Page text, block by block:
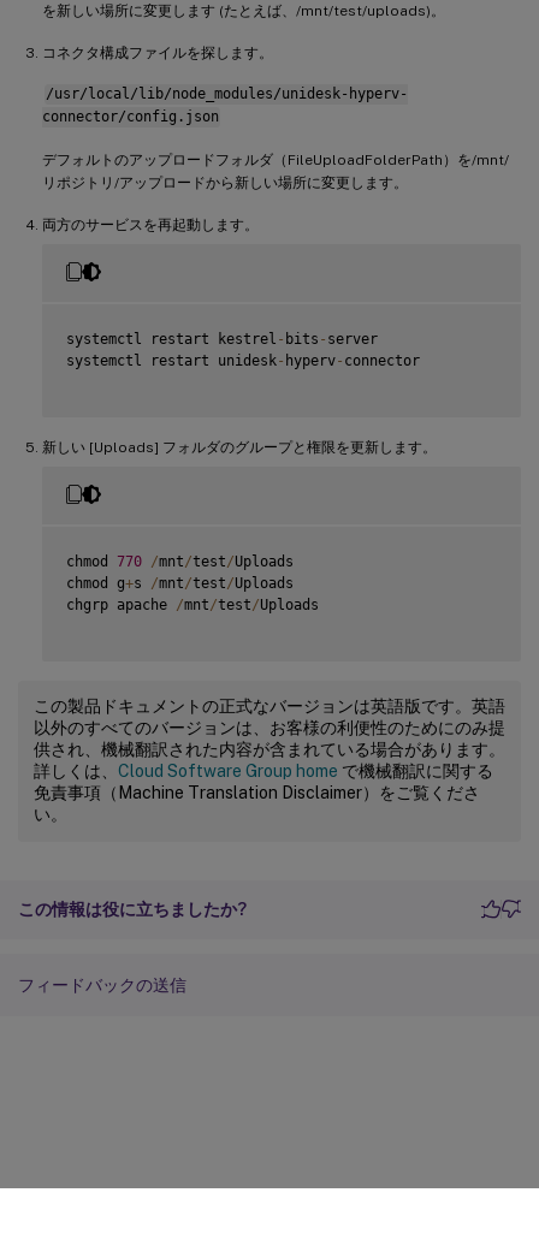
を新しい場所に変更します (たとえば、/mnt/test/uploads)。
コネクタ構成ファイルを探します。
/usr/local/lib/node_modules/unidesk-hyperv-
connector/config.json
デフォルトのアップロードフォルダ（FileUploadFolderPath）を/mnt/
リポジトリ/アップロードから新しい場所に変更します。
両方のサービスを再起動します。
systemctl restart kestrel - bits - server
systemctl restart unidesk- hyperv- connector
新しい [Uploads] フォルダのグループと権限を更新します。
chmod 770 /mnt/test/Uploads
chmod g+s /mnt/test/Uploads
chgrp apache /mnt/test/Uploads
この製品ドキュメントの正式なバージョンは英語版です。英語
以外のすべてのバージョンは、お客様の利便性のためにのみ提
供され、機械翻訳された内容が含まれている場合があります。
詳しくは、 Cloud Software Group home で機械翻訳に関する
免責事項（Machine Translation Disclaimer）をご覧くださ
い。
この情報は役に立ちましたか?
フィードバックの送信